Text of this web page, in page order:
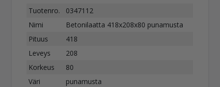
Tuotenro.
0347112
Nimi
Betonilaatta 418x208x80 punamusta
Pituus
418
Leveys
208
Korkeus
80
Väri
punamusta